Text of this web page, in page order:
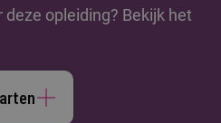
opleiding? Bekijk het